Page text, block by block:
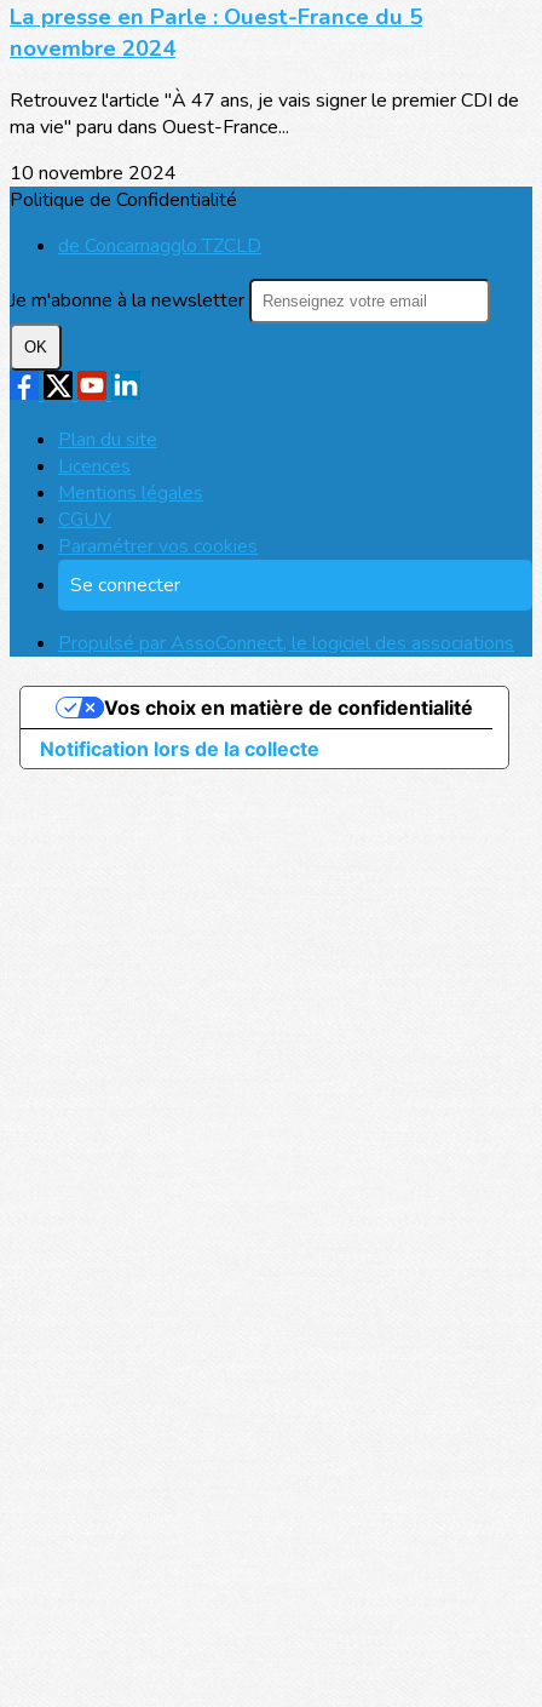
La presse en Parle : Ouest-France du 5
novembre 2024
Retrouvez l'article "À 47 ans, je vais signer le premier CDI de
ma vie" paru dans Ouest-France...
10 novembre 2024
Politique de Confidentialité
de Concarnagglo TZCLD
Je m'abonne à la newsletter
OK
Plan du site
Licences
Mentions légales
CGUV
Paramétrer vos cookies
Se connecter
Propulsé par AssoConnect, le logiciel des associations
Notification lors de la collecte
Vos choix en matière de confidentialité